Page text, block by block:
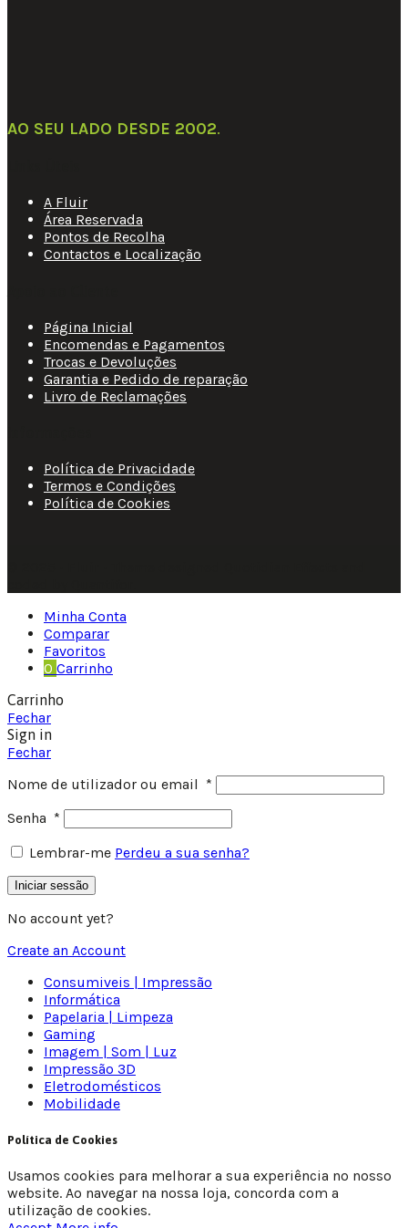
AO SEU LADO DESDE 2002.
A Fluir
Área Reservada
Pontos de Recolha
Contactos e Localização
Página Inicial
Encomendas e Pagamentos
Trocas e Devoluções
Garantia e Pedido de reparação
Livro de Reclamações
Política de Privacidade
Termos e Condições
Política de Cookies
Minha Conta
Comparar
Favoritos
0 Carrinho
Carrinho
Fechar
Sign in
Fechar
Nome de utilizador ou email *
Senha *
Lembrar-me Perdeu a sua senha?
Iniciar sessão
No account yet?
Create an Account
Consumiveis | Impressão
Informática
Papelaria | Limpeza
Gaming
Imagem | Som | Luz
Impressão 3D
Eletrodomésticos
Mobilidade
Política de Cookies
Usamos cookies para melhorar a sua experiência no nosso
website. Ao navegar na nossa loja, concorda com a
utilização de cookies.